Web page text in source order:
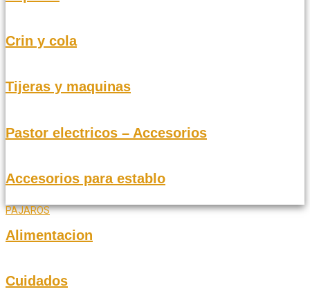
Crin y cola
Tijeras y maquinas
Pastor electricos – Accesorios
Accesorios para establo
PAJAROS
Alimentacion
Cuidados